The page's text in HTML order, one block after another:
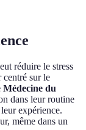
réduire le stress
centré sur le
Médecine du
dans leur routine
expérience.
même dans un